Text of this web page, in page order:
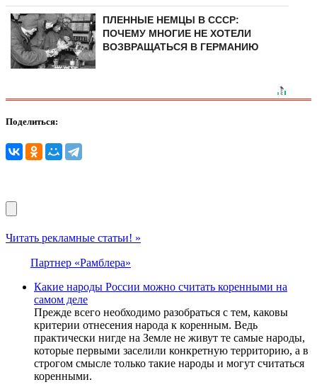
ПЛЕННЫЕ НЕМЦЫ В СССР:
ПОЧЕМУ МНОГИЕ НЕ ХОТЕЛИ
ВОЗВРАЩАТЬСЯ В ГЕРМАНИЮ
Поделиться:
Читать рекламные статьи! »
Партнер «Рамблера»
Какие народы России можно считать коренными на
самом деле
Прежде всего необходимо разобраться с тем, каковы
критерии отнесения народа к коренным. Ведь
практически нигде на Земле не живут те самые народы,
которые первыми заселили конкретную территорию, а в
строгом смысле только такие народы и могут считаться
коренными.